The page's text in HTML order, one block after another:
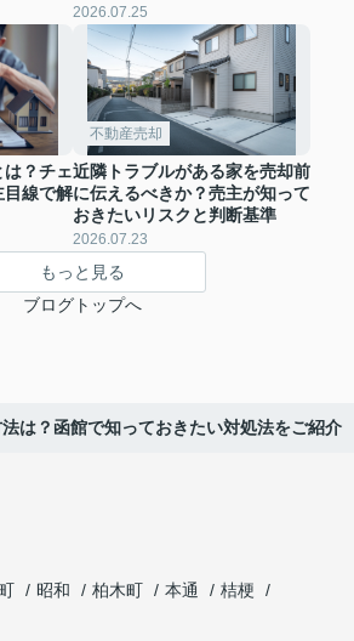
2026.07.25
？チェ
目線で解
不動産売却
近隣トラブルがある家を売却前
に伝えるべきか？売主が知って
おきたいリスクと判断基準
2026.07.23
もっと見る
ブログトップへ
は？函館で知っておきたい対処法をご紹介
昭和 柏木町 本通
桔梗